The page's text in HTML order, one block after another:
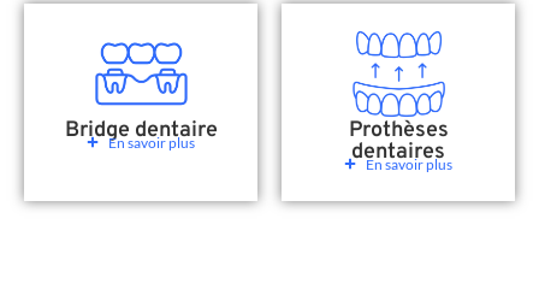
Bridge dentaire
En savoir plus Prothèses
dentaires
En savoir plus